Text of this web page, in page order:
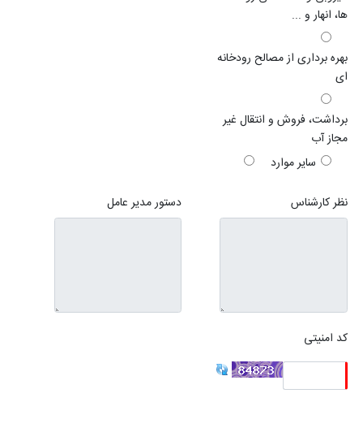
ها، انهار و ...
بهره برداری از مصالح رودخانه
ای
برداشت، فروش و انتقال غیر
مجاز آب
سایر موارد
نظر کارشناس دستور مدیر عامل
کد امنیتی